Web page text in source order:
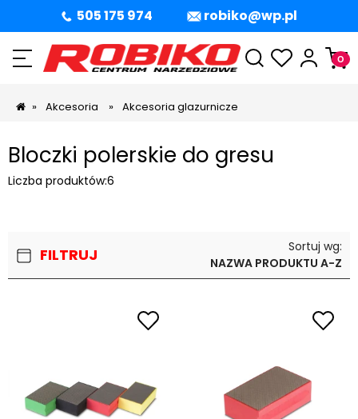
505 175 974 robiko@wp.pl
» Akcesoria » Akcesoria glazurnicze
Bloczki polerskie do gresu
Liczba produktów:6
FILTRUJ
Sortuj wg:
NAZWA PRODUKTU A-Z